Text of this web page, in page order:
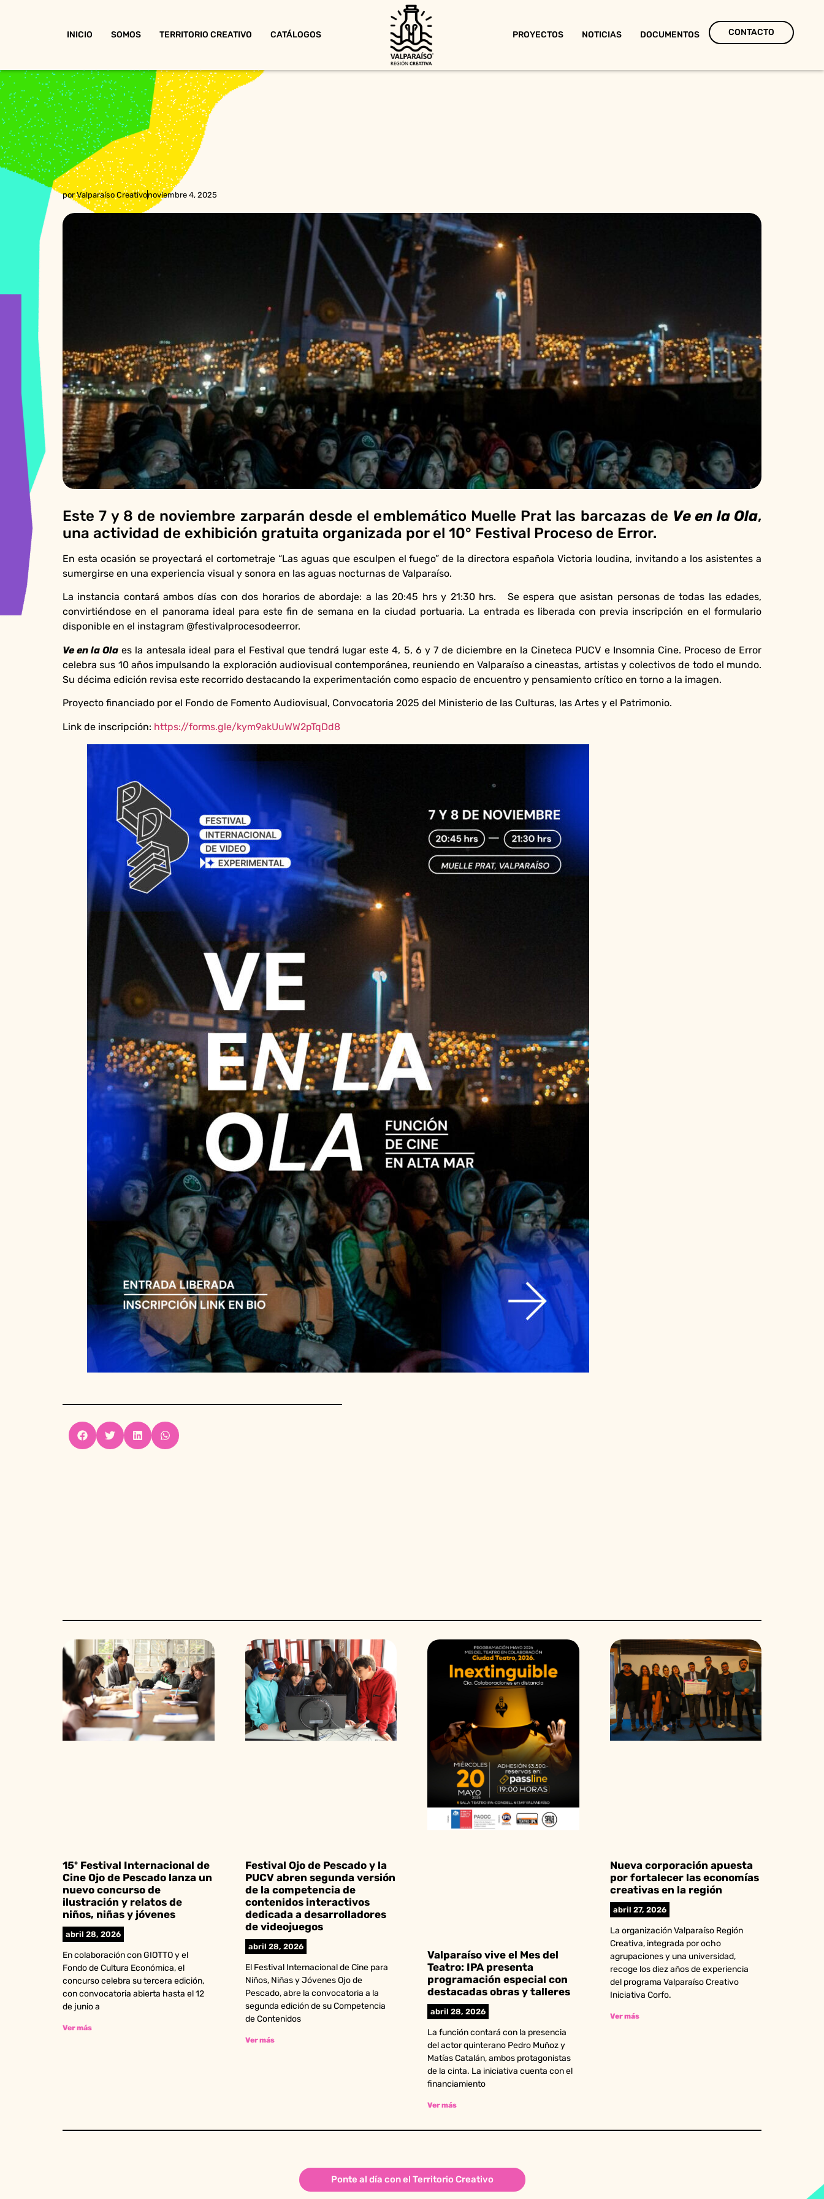
INICIO SOMOS TERRITORIO CREATIVO CATÁLOGOS PROYECTOS NOTICIAS DOCUMENTOS CONTACTO
porValparaíso Creativonoviembre 4, 2025
Este 7 y 8 de noviembre zarparán desde el emblemático Muelle Prat las barcazas de Ve en la Ola,
una actividad de exhibición gratuita organizada por el 10° Festival Proceso de Error.
En esta ocasión se proyectará el cortometraje “Las aguas que esculpen el fuego” de la directora española Victoria Ioudina, invitando a los asistentes a
sumergirse en una experiencia visual y sonora en las aguas nocturnas de Valparaíso.
La instancia contará ambos días con dos horarios de abordaje: a las 20:45 hrs y 21:30 hrs. Se espera que asistan personas de todas las edades,
convirtiéndose en el panorama ideal para este fin de semana en la ciudad portuaria. La entrada es liberada con previa inscripción en el formulario
disponible en el instagram @festivalprocesodeerror.
Ve en la Ola es la antesala ideal para el Festival que tendrá lugar este 4, 5, 6 y 7 de diciembre en la Cineteca PUCV e Insomnia Cine. Proceso de Error
celebra sus 10 años impulsando la exploración audiovisual contemporánea, reuniendo en Valparaíso a cineastas, artistas y colectivos de todo el mundo.
Su décima edición revisa este recorrido destacando la experimentación como espacio de encuentro y pensamiento crítico en torno a la imagen.
Proyecto financiado por el Fondo de Fomento Audiovisual, Convocatoria 2025 del Ministerio de las Culturas, las Artes y el Patrimonio.
Link de inscripción: https://forms.gle/kym9akUuWW2pTqDd8
15º Festival Internacional de
Cine Ojo de Pescado lanza un
nuevo concurso de
ilustración y relatos de
niños, niñas y jóvenes
abril 28, 2026
En colaboración con GIOTTO y el
Fondo de Cultura Económica, el
concurso celebra su tercera edición,
con convocatoria abierta hasta el 12
de junio a
Ver más
Festival Ojo de Pescado y la
PUCV abren segunda versión
de la competencia de
contenidos interactivos
dedicada a desarrolladores
de videojuegos
abril 28, 2026
El Festival Internacional de Cine para
Niños, Niñas y Jóvenes Ojo de
Pescado, abre la convocatoria a la
segunda edición de su Competencia
de Contenidos
Ver más
Valparaíso vive el Mes del
Teatro: IPA presenta
programación especial con
destacadas obras y talleres
abril 28, 2026
La función contará con la presencia
del actor quinterano Pedro Muñoz y
Matías Catalán, ambos protagonistas
de la cinta. La iniciativa cuenta con el
financiamiento
Ver más
Nueva corporación apuesta
por fortalecer las economías
creativas en la región
abril 27, 2026
La organización Valparaíso Región
Creativa, integrada por ocho
agrupaciones y una universidad,
recoge los diez años de experiencia
del programa Valparaíso Creativo
Iniciativa Corfo.
Ver más
Ponte al día con el Territorio Creativo